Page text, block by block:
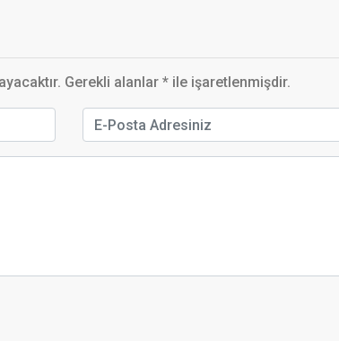
Gerekli alanlar * ile işaretlenmişdir.